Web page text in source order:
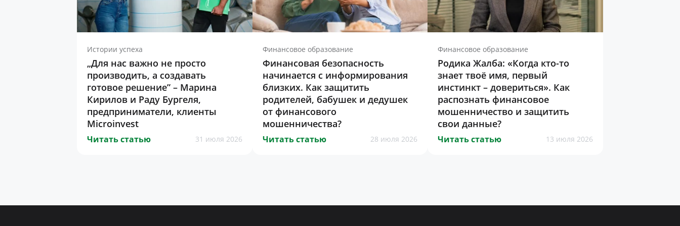
Истории успеха
„Для нас важно не просто
производить, а создавать
готовое решение” – Марина
Кирилов и Раду Бургеля,
предприниматели, клиенты
Microinvest
Читать статью 31 июля 2026
Финансовое образование
Финансовая безопасность
начинается с информирования
близких. Как защитить
родителей, бабушек и дедушек
от финансового
мошенничества?
Читать статью 28 июля 2026
Финансовое образование
Родика Жалба: «Когда кто-то
знает твоё имя, первый
инстинкт – довериться». Как
распознать финансовое
мошенничество и защитить
свои данные?
Читать статью 13 июля 2026